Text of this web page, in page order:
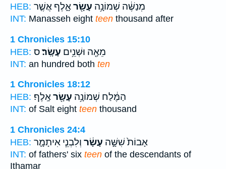
HEB:
מְנַשֶּׁ֔ה שְׁמוֹנָ֥ה עָשָׂ֖ראָ֑לֶף אֲשֶׁ֤ר
INT: Manasseh eight teen thousand after
1 Chronicles 15:10
HEB:
מֵאָ֖ה וּשְׁנֵ֥ים עָשָֽׂר׃ס
INT: an hundred both ten
1 Chronicles 18:12
HEB:
הַמֶּ֔לַח שְׁמוֹנָ֥ה עָשָׂ֖ראָֽלֶף׃
INT: of Salt eight teen thousand
1 Chronicles 24:4
HEB:
אָבוֹת֙ שִׁשָּׁ֣ה עָשָׂ֔ר וְלִבְנֵ֧י אִיתָמָ֛ר
INT: of fathers' six teen of the descendants of
Ithamar